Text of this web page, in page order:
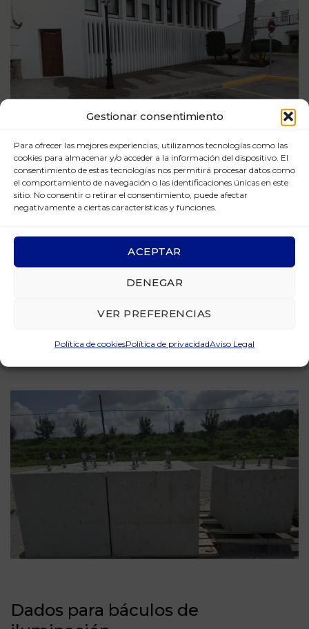
Gestionar consentimiento
Para ofrecer las mejores experiencias, utilizamos tecnologías como las
cookies para almacenar y/o acceder a la información del dispositivo. El
consentimiento de estas tecnologías nos permitirá procesar datos como
el comportamiento de navegación o las identificaciones únicas en este
sitio. No consentir o retirar el consentimiento, puede afectar
negativamente a ciertas características y funciones.
ACEPTAR
DENEGAR
VER PREFERENCIAS
Política de cookiesPolítica de privacidadAviso Legal
Lamas decorativas
Piezas prefabricadas de hormigón, diseñadas a
medida, con función decorativa para la formación de
CLIENTE
2024
Dados para báculos de